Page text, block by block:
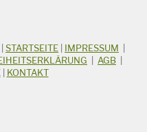
STARTSEITE IMPRESSUM
AGB
| KONTAKT